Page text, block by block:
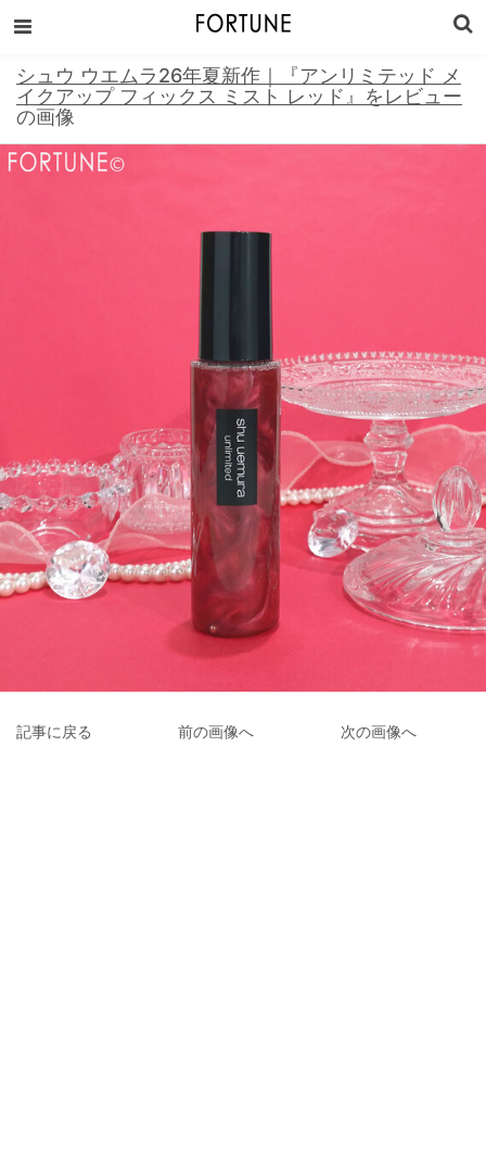
シュウ ウエムラ26年夏新作｜『アンリミテッド メ
イクアップ フィックス ミスト レッド』をレビュー
の画像
記事に戻る 前の画像へ 次の画像へ